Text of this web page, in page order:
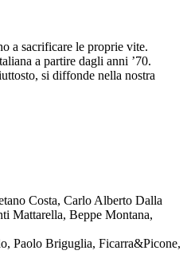
a sacrificare le proprie vite.
a partire dagli anni ’70.
si diffonde nella nostra
Costa, Carlo Alberto Dalla
Mattarella, Beppe Montana,
Paolo Briguglia, Ficarra&Picone,